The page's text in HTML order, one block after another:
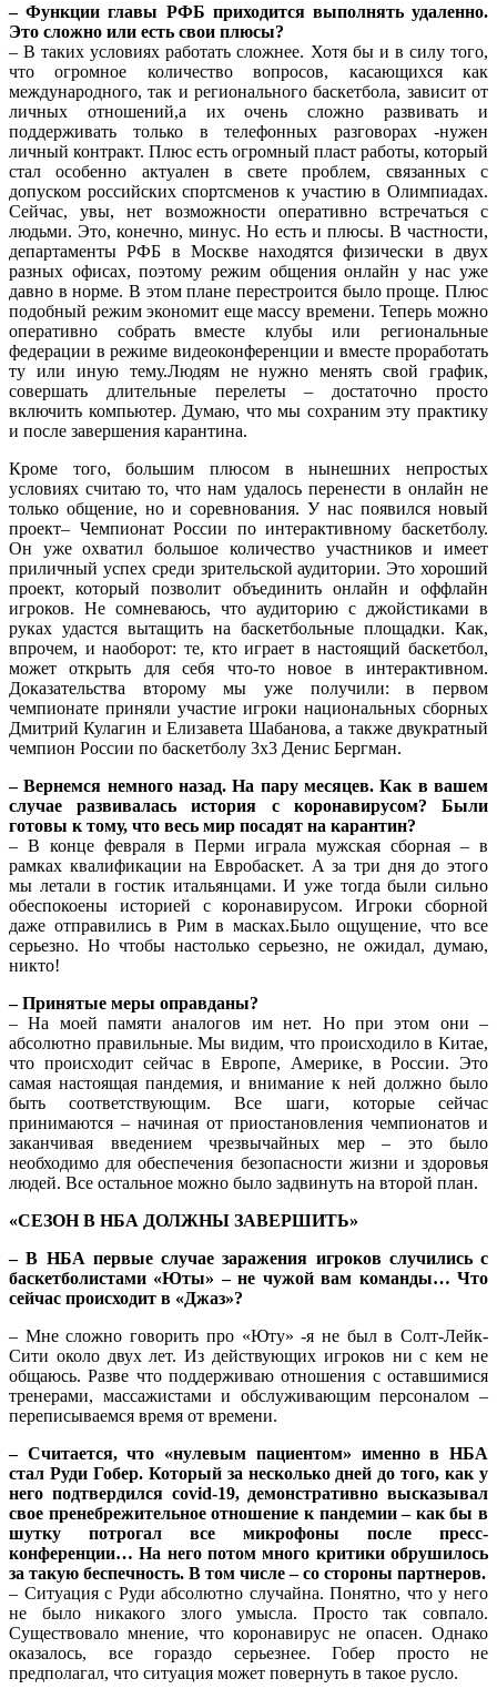
– Функции главы РФБ приходится выполнять удаленно.
Это сложно или есть свои плюсы?
– В таких условиях работать сложнее. Хотя бы и в силу того,
что огромное количество вопросов, касающихся как
международного, так и регионального баскетбола, зависит от
личных отношений,а их очень сложно развивать и
поддерживать только в телефонных разговорах -нужен
личный контракт. Плюс есть огромный пласт работы, который
стал особенно актуален в свете проблем, связанных с
допуском российских спортсменов к участию в Олимпиадах.
Сейчас, увы, нет возможности оперативно встречаться с
людьми. Это, конечно, минус. Но есть и плюсы. В частности,
департаменты РФБ в Москве находятся физически в двух
разных офисах, поэтому режим общения онлайн у нас уже
давно в норме. В этом плане перестроится было проще. Плюс
подобный режим экономит еще массу времени. Теперь можно
оперативно собрать вместе клубы или региональные
федерации в режиме видеоконференции и вместе проработать
ту или иную тему.Людям не нужно менять свой график,
совершать длительные перелеты – достаточно просто
включить компьютер. Думаю, что мы сохраним эту практику
и после завершения карантина.
Кроме того, большим плюсом в нынешних непростых
условиях считаю то, что нам удалось перенести в онлайн не
только общение, но и соревнования. У нас появился новый
проект– Чемпионат России по интерактивному баскетболу.
Он уже охватил большое количество участников и имеет
приличный успех среди зрительской аудитории. Это хороший
проект, который позволит объединить онлайн и оффлайн
игроков. Не сомневаюсь, что аудиторию с джойстиками в
руках удастся вытащить на баскетбольные площадки. Как,
впрочем, и наоборот: те, кто играет в настоящий баскетбол,
может открыть для себя что-то новое в интерактивном.
Доказательства второму мы уже получили: в первом
чемпионате приняли участие игроки национальных сборных
Дмитрий Кулагин и Елизавета Шабанова, а также двукратный
чемпион России по баскетболу 3х3 Денис Бергман.
– Вернемся немного назад. На пару месяцев. Как в вашем
случае развивалась история с коронавирусом? Были
готовы к тому, что весь мир посадят на карантин?
– В конце февраля в Перми играла мужская сборная – в
рамках квалификации на Евробаскет. А за три дня до этого
мы летали в гостик итальянцами. И уже тогда были сильно
обеспокоены историей с коронавирусом. Игроки сборной
даже отправились в Рим в масках.Было ощущение, что все
серьезно. Но чтобы настолько серьезно, не ожидал, думаю,
никто!
– Принятые меры оправданы?
– На моей памяти аналогов им нет. Но при этом они –
абсолютно правильные. Мы видим, что происходило в Китае,
что происходит сейчас в Европе, Америке, в России. Это
самая настоящая пандемия, и внимание к ней должно было
быть соответствующим. Все шаги, которые сейчас
принимаются – начиная от приостановления чемпионатов и
заканчивая введением чрезвычайных мер – это было
необходимо для обеспечения безопасности жизни и здоровья
людей. Все остальное можно было задвинуть на второй план.
«СЕЗОН В НБА ДОЛЖНЫ ЗАВЕРШИТЬ»
– В НБА первые случае заражения игроков случились с
баскетболистами «Юты» – не чужой вам команды… Что
сейчас происходит в «Джаз»?
– Мне сложно говорить про «Юту» -я не был в Солт-Лейк-
Сити около двух лет. Из действующих игроков ни с кем не
общаюсь. Разве что поддерживаю отношения с оставшимися
тренерами, массажистами и обслуживающим персоналом –
переписываемся время от времени.
– Считается, что «нулевым пациентом» именно в НБА
стал Руди Гобер. Который за несколько дней до того, как у
него подтвердился covid-19, демонстративно высказывал
свое пренебрежительное отношение к пандемии – как бы в
шутку потрогал все микрофоны после пресс-
конференции… На него потом много критики обрушилось
за такую беспечность. В том числе – со стороны партнеров.
– Ситуация с Руди абсолютно случайна. Понятно, что у него
не было никакого злого умысла. Просто так совпало.
Существовало мнение, что коронавирус не опасен. Однако
оказалось, все гораздо серьезнее. Гобер просто не
предполагал, что ситуация может повернуть в такое русло.